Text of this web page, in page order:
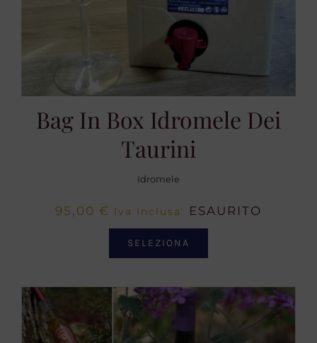
Bag In Box Idromele Dei
Taurini
Idromele
95,00 € Iva Inclusa ESAURITO
SELEZIONA